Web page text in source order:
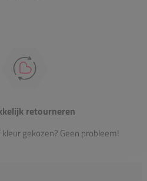
retourneren
gekozen? Geen probleem!